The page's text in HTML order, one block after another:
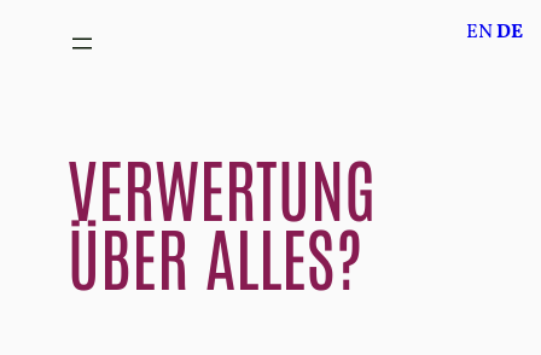
VERWERTUNG
ÜBER ALLES?
ENDE